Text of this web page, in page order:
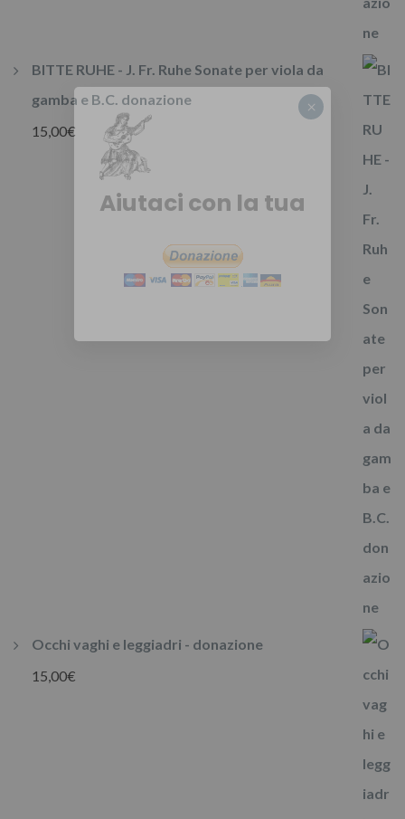
BITTE RUHE - J. Fr. Ruhe Sonate per viola da
gamba e B.C. donazione
15,00€
Occhi vaghi e leggiadri - donazione
15,00€
Aiutaci con la tua
×